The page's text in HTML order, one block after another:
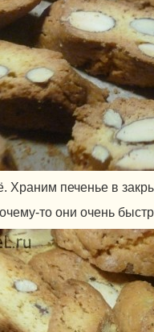
Храним печенье в
то они очень